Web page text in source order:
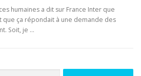
humaines a dit sur France Inter que
que ça répondait à une demande des
Soit, je …